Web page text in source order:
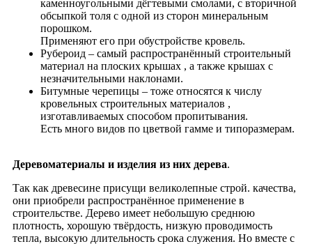
каменноугольными дёгтевыми смолами, с вторичной
обсыпкой толя с одной из сторон минеральным
порошком.
Применяют его при обустройстве кровель.
Рубероид – самый распространённый строительный
материал на плоских крышах , а также крышах с
незначительными наклонами.
Битумные черепицы – тоже относятся к числу
кровельных строительных материалов ,
изготавливаемых способом пропитывания.
Есть много видов по цветвой гамме и типоразмерам.
Деревоматериалы и изделия из них дерева.
Так как древесине присущи великолепные строй. качества,
они приобрели распространённое применение в
строительстве. Дерево имеет небольшую среднюю
плотность, хорошую твёрдость, низкую проводимость
тепла, высокую длительность срока служения. Но вместе с